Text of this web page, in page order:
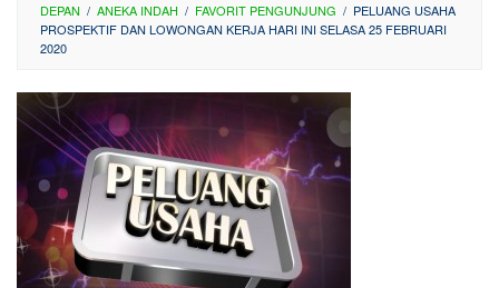
DEPAN / ANEKA INDAH / FAVORIT PENGUNJUNG / PELUANG USAHA
PROSPEKTIF DAN LOWONGAN KERJA HARI INI SELASA 25 FEBRUARI
2020